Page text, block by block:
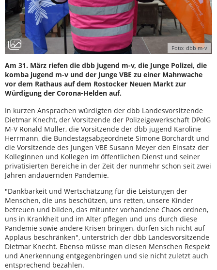
Foto: dbb m-v
Am 31. März riefen die dbb jugend m-v, die Junge Polizei, die
komba jugend m-v und der Junge VBE zu einer Mahnwache
vor dem Rathaus auf dem Rostocker Neuen Markt zur
Würdigung der Corona-Helden auf.
In kurzen Ansprachen würdigten der dbb Landesvorsitzende
Dietmar Knecht, der Vorsitzende der Polizeigewerkschaft DPolG
M-V Ronald Müller, die Vorsitzende der dbb jugend Karoline
Herrmann, die Bundestagsabgeordnete Simone Borchardt und
die Vorsitzende des Jungen VBE Susann Meyer den Einsatz der
Kolleginnen und Kollegen im öffentlichen Dienst und seiner
privatisierten Bereiche in der Zeit der nunmehr schon seit zwei
Jahren andauernden Pandemie.
"Dankbarkeit und Wertschätzung für die Leistungen der
Menschen, die uns beschützen, uns retten, unsere Kinder
betreuen und bilden, das mitunter vorhandene Chaos ordnen,
uns in Krankheit und im Alter pflegen und uns durch diese
Pandemie sowie andere Krisen bringen, dürfen sich nicht auf
Applaus beschränken", unterstrich der dbb Landesvorsitzende
Dietmar Knecht. Ebenso müsse man diesen Menschen Respekt
und Anerkennung entgegenbringen und sie nicht zuletzt auch
entsprechend bezahlen.